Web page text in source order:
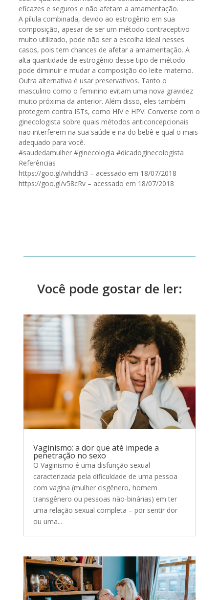
eficazes e seguros e não afetam a amamentação.
A pílula combinada, devido ao estrogênio em sua
composição, apesar de ser um método contraceptivo
muito utilizado, pode não ser a escolha ideal nesses
casos, pois tem chances de afetar a amamentação. A
alta quantidade de estrogênio desse tipo de método
pode diminuir e mudar a composição do leite materno.
Outra alternativa é usar preservativos. Tanto o
masculino como o feminino evitam uma nova gravidez
muito próxima da anterior. Além disso, eles também
protegem contra ISTs, como HIV e HPV. Converse com o
ginecologista sobre quais métodos anticoncepcionais
não interferem na sua saúde e na do bebê e qual o mais
adequado para você.
#saudedamulher #ginecologia #dicadoginecologista
Referências
https://goo.gl/whddn3 – acessado em 18/07/2018
https://goo.gl/v58cRv – acessado em 18/07/2018
Você pode gostar de ler:
Vaginismo: a dor que até impede a
penetração no sexo
O Vaginismo é uma disfunção sexual
caracterizada pela dificuldade de uma pessoa
com vagina (mulher cisgênero, homem
transgênero ou pessoas não-binárias) em ter
uma relação sexual completa – por sentir dor
ou uma...